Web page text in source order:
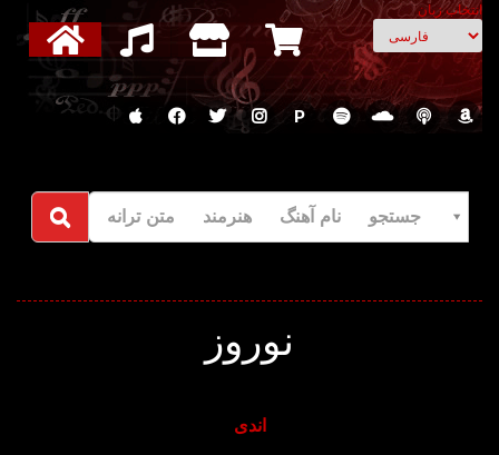
انتخاب زبان
P
جستجو نام آهنگ هنرمند متن ترانه
نوروز
اندی